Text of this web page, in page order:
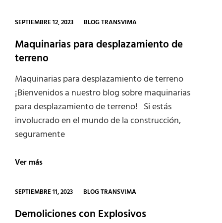
dragalina
para
que
sirve
SEPTIEMBRE 12, 2023 CATEGORIES
BLOG TRANSVIMA
Maquinarias para desplazamiento de
terreno
Maquinarias para desplazamiento de terreno
¡Bienvenidos a nuestro blog sobre maquinarias
para desplazamiento de terreno! Si estás
involucrado en el mundo de la construcción,
seguramente
Ver másMaquinarias
de
SEPTIEMBRE 11, 2023 CATEGORIES
BLOG TRANSVIMA
Demoliciones con Explosivos